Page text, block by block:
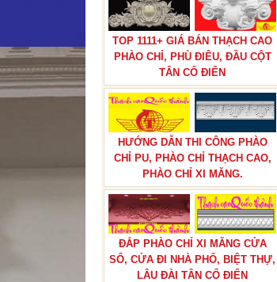
TOP 1111+ GIÁ BÁN THẠCH CAO
PHÀO CHỈ, PHÙ ĐIÊU, ĐẦU CỘT
TÂN CỔ ĐIỂN
HƯỚNG DẪN THI CÔNG PHÀO
CHỈ PU, PHÀO CHỈ THẠCH CAO,
PHÀO CHỈ XI MĂNG.
ĐẮP PHÀO CHỈ XI MĂNG CỬA
SỔ, CỬA ĐI NHÀ PHỐ, BIỆT THỰ,
LÂU ĐÀI TÂN CỔ ĐIỂN